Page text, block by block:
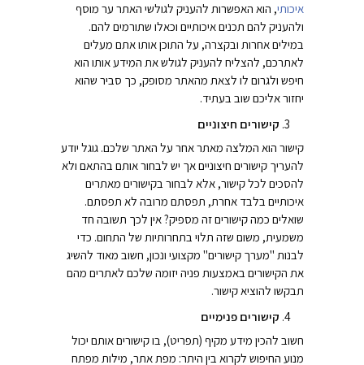
איכותי, הוא האפשרות להעניק לגולשי האתר ער מוסף
ולהעניק להם תכנים איכותיים וכאלו שתורמים להם.
במילים אחרות ובקצרה, על התוכן אותו אתם מעלים
לאתרכם, להצליח להעניק לגולש את המידע אותו הוא
חיפש ולגרום לו לצאת מהאתר מסופק, כך סביר שהוא
יחזור אליכם שוב בעתיד.
קישורים חיצוניים
קישור הוא המלצה מאתר אחר על האתר שלכם. גוגל יודע
להעריך קישורים חיצוניים אך יש לבחור אותם בהתאם ולא
להסכים לכל קישור, אלא לבחור בקישורים מאתרים
איכותיים בלבד אחרת, תפסתם מרובה לא תפסתם.
שואלים כמה קישורים זה מספיק? אין לכך תשובה חד
משמעית, משום שזה תלוי בתחרותיות של התחום. כדי
לבנות "מערך קישורים" מקצועי ונכון, חשוב מאוד להשיג
את הקישורים באמצעות פניה יזומה שלכם לאתרים מהם
תבקשו להוציא קישור.
קישורים פנימיים
חשוב להכין מידע מקיף (תפריט), בו קישורים אותם יכול
מנוע החיפוש לקרוא בין היתר: מפת אתר, מילות מפתח